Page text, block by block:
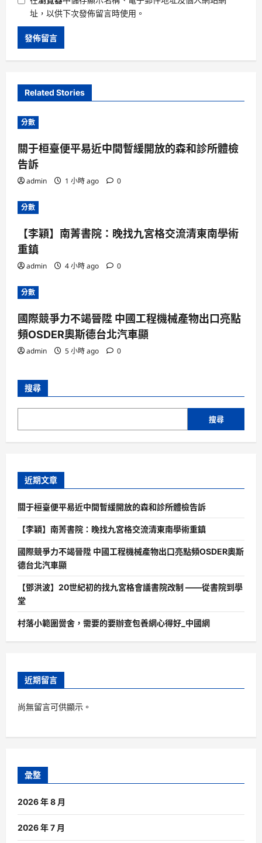
址，以供下次發佈留言時使用。
Related Stories
分數
關于桓臺便平易近中間暫緩開放的森和診所體檢
告訴
admin 1 小時 ago 0
分數
【李穎】南菁書院：晚找九宮格交流清東南學術
重鎮
admin 4 小時 ago 0
分數
國際競爭力不竭晉陞 中國工程機械產物出口亮點
頻OSDER奧斯德台北汽車顯
admin 5 小時 ago 0
搜尋
搜尋
近期文章
關于桓臺便平易近中間暫緩開放的森和診所體檢告訴
【李穎】南菁書院：晚找九宮格交流清東南學術重鎮
國際競爭力不竭晉陞 中國工程機械產物出口亮點頻OSDER奧斯
德台北汽車顯
【鄧洪波】20世紀初的找九宮格會議書院改制 ——從書院到學
堂
村落小範圍黌舍，需要的要辦查包養網心得好_中國網
近期留言
尚無留言可供顯示。
彙整
2026 年 8 月
2026 年 7 月